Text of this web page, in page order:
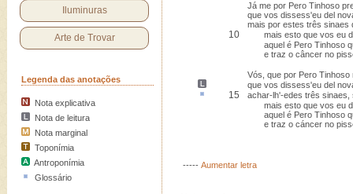
Iluminuras
Arte de Trovar
Legenda das anotações
Nota explicativa
Nota de leitura
Nota marginal
Toponímia
Antroponímia
Glossário
Já me por Pero Tinhoso
que vos dissess'eu del
mais por estes três sinaes
10
mais esto que vos eu
aquel é Pero Tinhoso
e traz o câncer no
Vós, que por Pero
que vos dissess'eu del
15
achar-lh'-edes três
mais esto que vos eu
aquel é Pero Tinhoso
e traz o cáncer no
----- Aumentar letra